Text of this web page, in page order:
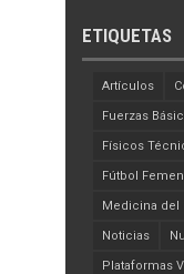
ETIQUETAS
Artículos
Fuerzas
Físicos
Fútbol
Medicina del
Noticias
Plataformas